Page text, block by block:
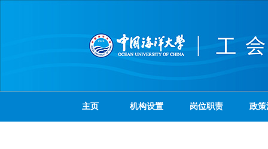
主页 机构设置 岗位职责 政策